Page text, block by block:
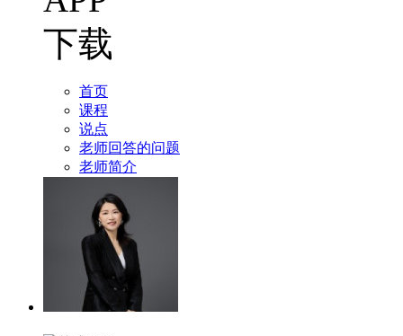
首页
课程
说点
老师回答的问题
老师简介